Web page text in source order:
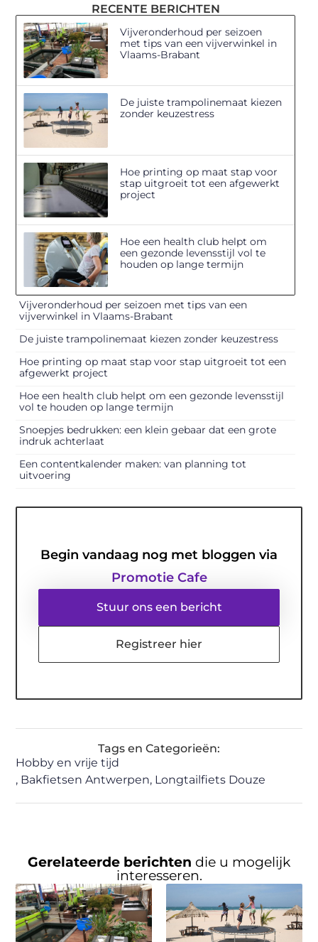
RECENTE BERICHTEN
Vijveronderhoud per seizoen
met tips van een vijverwinkel in
Vlaams-Brabant
De juiste trampolinemaat kiezen
zonder keuzestress
Hoe printing op maat stap voor
stap uitgroeit tot een afgewerkt
project
Hoe een health club helpt om
een gezonde levensstijl vol te
houden op lange termijn
Vijveronderhoud per seizoen met tips van een
vijverwinkel in Vlaams-Brabant
De juiste trampolinemaat kiezen zonder keuzestress
Hoe printing op maat stap voor stap uitgroeit tot een
afgewerkt project
Hoe een health club helpt om een gezonde levensstijl
vol te houden op lange termijn
Snoepjes bedrukken: een klein gebaar dat een grote
indruk achterlaat
Een contentkalender maken: van planning tot
uitvoering
Begin vandaag nog met bloggen via
Promotie Cafe
Stuur ons een bericht
Registreer hier
Tags en Categorieën:
Hobby en vrije tijd
, Bakfietsen Antwerpen, Longtailfiets Douze
Gerelateerde berichten die u mogelijk
interesseren.